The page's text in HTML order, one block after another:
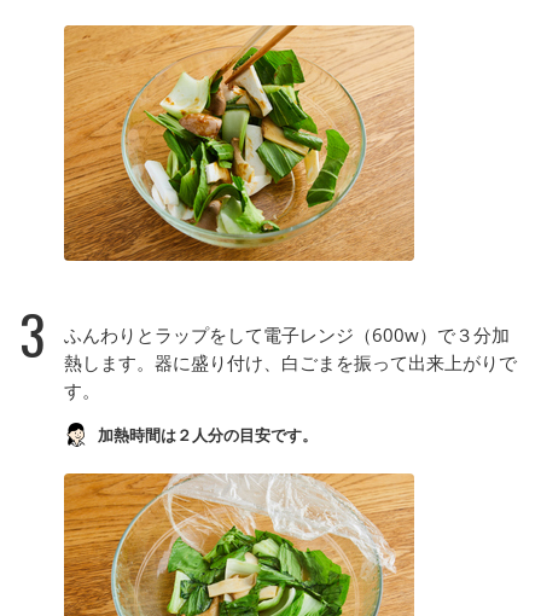
3
ふんわりとラップをして電子レンジ（600w）で３分加
熱します。器に盛り付け、白ごまを振って出来上がりで
す。
加熱時間は２人分の目安です。